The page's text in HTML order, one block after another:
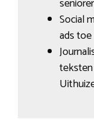
Social
ads